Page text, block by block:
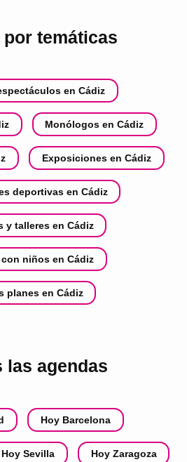
por temáticas
en Cádiz
Monólogos en Cádiz
Exposiciones en Cádiz
deportivas en Cádiz
y talleres en Cádiz
con niños en Cádiz
planes en Cádiz
las agendas
Hoy Barcelona
Hoy Sevilla Hoy Zaragoza